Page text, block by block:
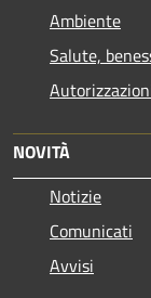
Ambiente
Salute,
NOVITÀ
Notizie
Comunicati
Avvisi